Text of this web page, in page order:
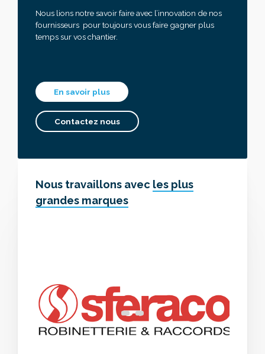
Nous lions notre savoir faire avec l’innovation de nos
fournisseurs pour toujours vous faire gagner plus
temps sur vos chantier.
En savoir plus
Contactez nous
Nous travaillons avec les plus
grandes marques